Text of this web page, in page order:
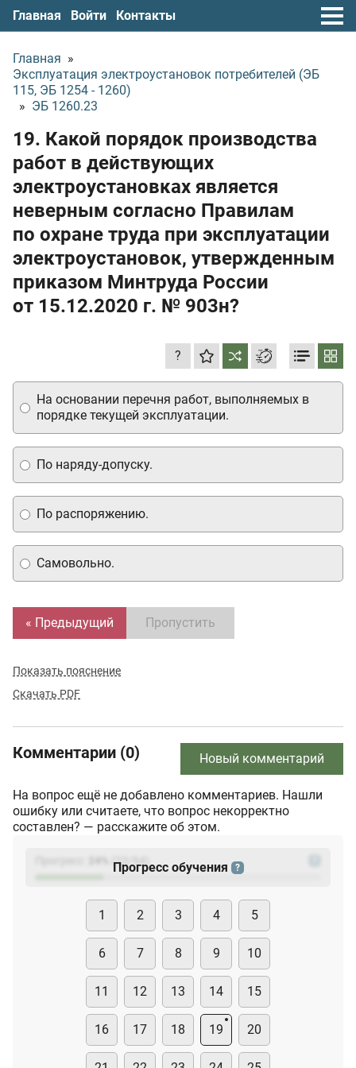
Главная Войти Контакты
Главная »
Эксплуатация электроустановок потребителей (ЭБ
115, ЭБ 1254 - 1260)
» ЭБ 1260.23
19. Какой порядок производства
работ в действующих
электроустановках является
неверным согласно Правилам
по охране труда при эксплуатации
электроустановок, утвержденным
приказом Минтруда России
от 15.12.2020 г. № 903н?
?
По наряду-допуску.
По распоряжению.
На основании перечня работ, выполняемых в
порядке текущей эксплуатации.
Самовольно.
« Предыдущий Пропустить
Показать пояснение
Скачать PDF
Комментарии (0) Новый комментарий
На вопрос ещё не добавлено комментариев. Нашли
ошибку или считаете, что вопрос некорректно
составлен? — расскажите об этом.
(23
Прогресс обучения ?
1 2 3 4 5
6 7 8 9 10
11 12 13 14 15
16 17 18 19 20